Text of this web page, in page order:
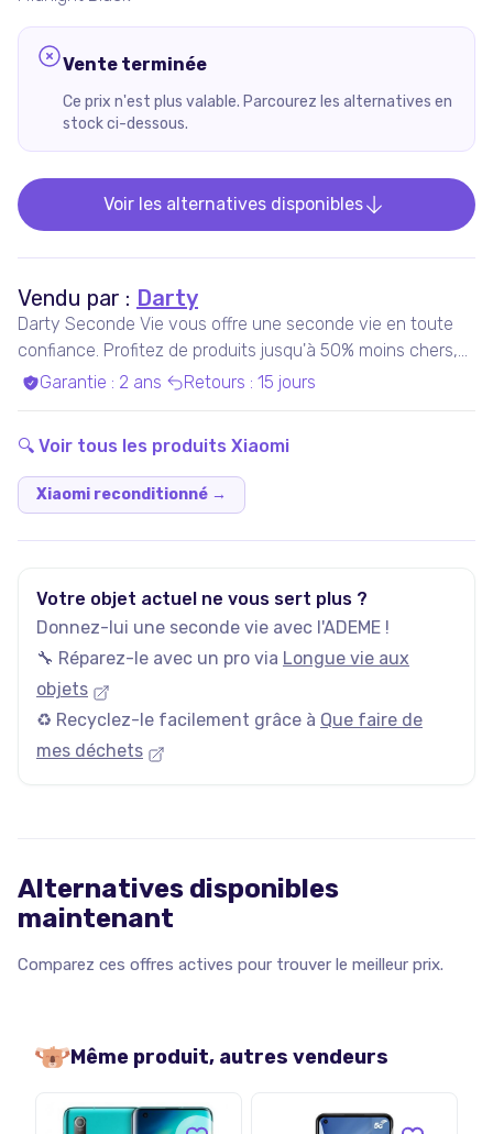
Vente terminée
Ce prix n'est plus valable. Parcourez les alternatives en
stock ci-dessous.
Voir les alternatives disponibles
Vendu par : Darty
Darty Seconde Vie vous offre une seconde vie en toute
confiance. Profitez de produits jusqu'à 50% moins chers,
pris en charge par nos experts qualifiés, dans nos ateliers
Garantie : 2 ans Retours : 15 jours
🔍 Voir tous les produits Xiaomi
Xiaomi reconditionné →
Votre objet actuel ne vous sert plus ?
Donnez-lui une seconde vie avec l'ADEME !
🔧 Réparez-le avec un pro via Longue vie aux
objets
♻️ Recyclez-le facilement grâce à Que faire de
mes déchets
Alternatives disponibles
maintenant
Comparez ces offres actives pour trouver le meilleur prix.
Même produit, autres vendeurs